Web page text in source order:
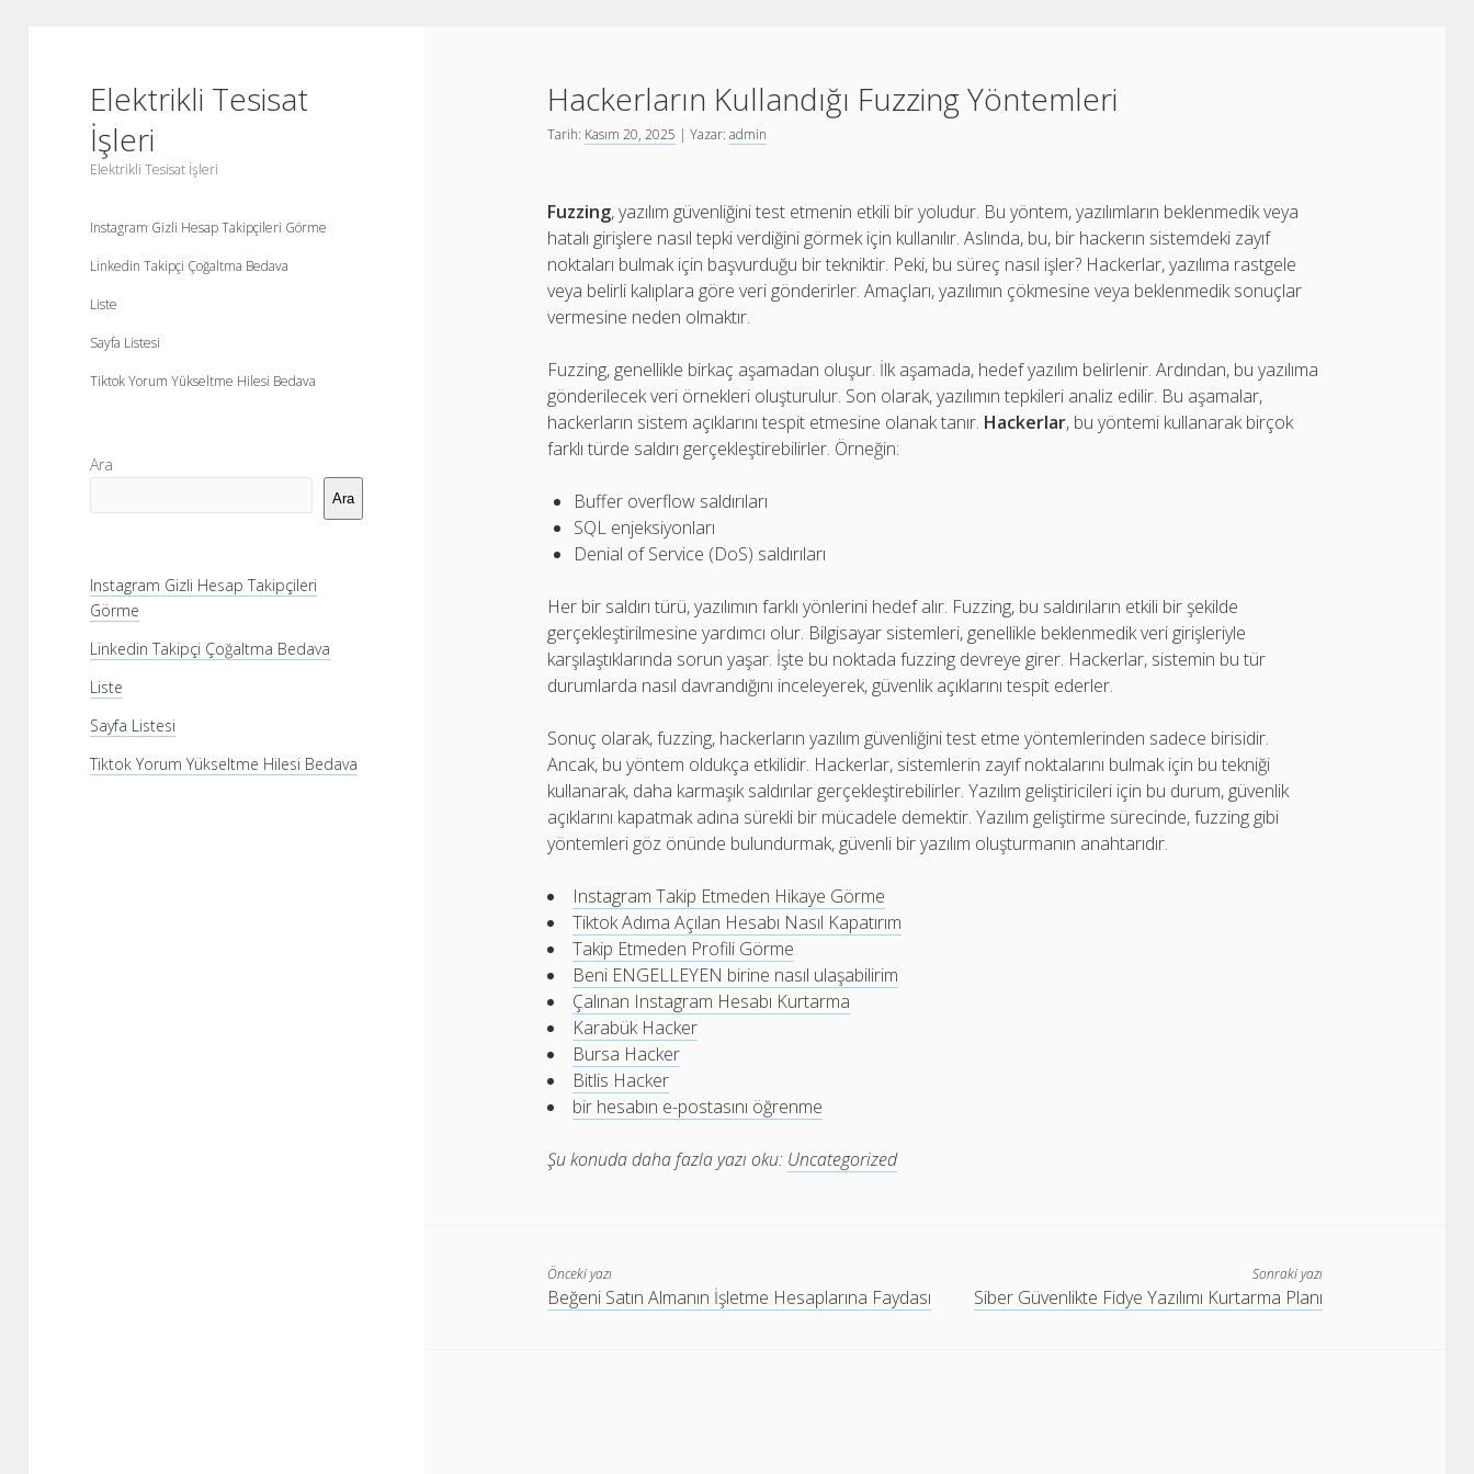
Elektrikli Tesisat
İşleri
Elektrikli Tesisat İşleri
Instagram Gizli Hesap Takipçileri Görme
Linkedin Takipçi Çoğaltma Bedava
Liste
Sayfa Listesi
Tiktok Yorum Yükseltme Hilesi Bedava
Yan
Menü
Ara
Ara
Instagram Gizli Hesap Takipçileri
Görme
Linkedin Takipçi Çoğaltma Bedava
Liste
Sayfa Listesi
Tiktok Yorum Yükseltme Hilesi Bedava
Hackerların Kullandığı Fuzzing Yöntemleri
Tarih: Kasım 20, 2025 | Yazar:admin
Fuzzing, yazılım güvenliğini test etmenin etkili bir yoludur. Bu yöntem, yazılımların beklenmedik veya
hatalı girişlere nasıl tepki verdiğini görmek için kullanılır. Aslında, bu, bir hackerın sistemdeki zayıf
noktaları bulmak için başvurduğu bir tekniktir. Peki, bu süreç nasıl işler? Hackerlar, yazılıma rastgele
veya belirli kalıplara göre veri gönderirler. Amaçları, yazılımın çökmesine veya beklenmedik sonuçlar
vermesine neden olmaktır.
Fuzzing, genellikle birkaç aşamadan oluşur. İlk aşamada, hedef yazılım belirlenir. Ardından, bu yazılıma
gönderilecek veri örnekleri oluşturulur. Son olarak, yazılımın tepkileri analiz edilir. Bu aşamalar,
hackerların sistem açıklarını tespit etmesine olanak tanır. Hackerlar, bu yöntemi kullanarak birçok
farklı türde saldırı gerçekleştirebilirler. Örneğin:
Buffer overflow saldırıları
SQL enjeksiyonları
Denial of Service (DoS) saldırıları
Her bir saldırı türü, yazılımın farklı yönlerini hedef alır. Fuzzing, bu saldırıların etkili bir şekilde
gerçekleştirilmesine yardımcı olur. Bilgisayar sistemleri, genellikle beklenmedik veri girişleriyle
karşılaştıklarında sorun yaşar. İşte bu noktada fuzzing devreye girer. Hackerlar, sistemin bu tür
durumlarda nasıl davrandığını inceleyerek, güvenlik açıklarını tespit ederler.
Sonuç olarak, fuzzing, hackerların yazılım güvenliğini test etme yöntemlerinden sadece birisidir.
Ancak, bu yöntem oldukça etkilidir. Hackerlar, sistemlerin zayıf noktalarını bulmak için bu tekniği
kullanarak, daha karmaşık saldırılar gerçekleştirebilirler. Yazılım geliştiricileri için bu durum, güvenlik
açıklarını kapatmak adına sürekli bir mücadele demektir. Yazılım geliştirme sürecinde, fuzzing gibi
yöntemleri göz önünde bulundurmak, güvenli bir yazılım oluşturmanın anahtarıdır.
Instagram Takip Etmeden Hikaye Görme
Tiktok Adıma Açılan Hesabı Nasıl Kapatırım
Takip Etmeden Profili Görme
Beni ENGELLEYEN birine nasıl ulaşabilirim
Çalınan Instagram Hesabı Kurtarma
Karabük Hacker
Bursa Hacker
Bitlis Hacker
bir hesabın e-postasını öğrenme
Şu konuda daha fazla yazı oku: Uncategorized
Önceki yazı
Beğeni Satın Almanın İşletme Hesaplarına Faydası
Sonraki yazı
Siber Güvenlikte Fidye Yazılımı Kurtarma Planı